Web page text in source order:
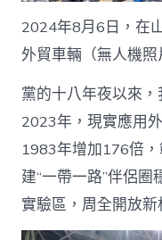
2024年8月6日，在
外貿車輛（無人機照
黨的十八年夜以來
2023年，現實應用
1983年增加176倍
建“一帶一路”伴侶
實驗區，周全開放新